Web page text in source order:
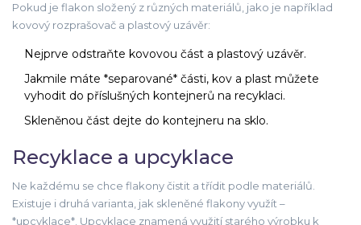
Pokud je flakon složený z různých materiálů, jako je například
kovový rozprašovač a plastový uzávěr:
Nejprve odstraňte kovovou část a plastový uzávěr.
Jakmile máte *separované* části, kov a plast můžete
vyhodit do příslušných kontejnerů na recyklaci.
Skleněnou část dejte do kontejneru na sklo.
Recyklace a upcyklace
Ne každému se chce flakony čistit a třídit podle materiálů.
Existuje i druhá varianta, jak skleněné flakony využít –
*upcyklace*. Upcyklace znamená využití starého výrobku k